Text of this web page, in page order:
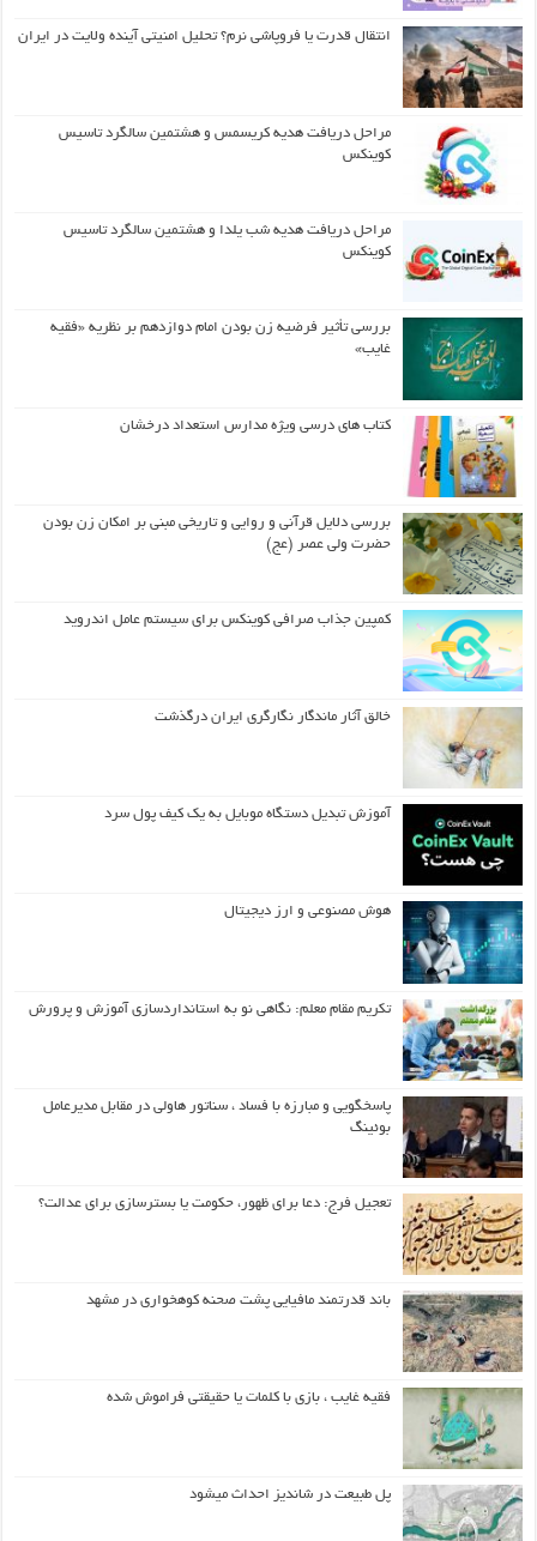
انتقال قدرت یا فروپاشی نرم؟ تحلیل امنیتی آینده ولایت در ایران
مراحل دریافت هدیه کریسمس و هشتمین سالگرد تاسیس
کوینکس
مراحل دریافت هدیه شب یلدا و هشتمین سالگرد تاسیس
کوینکس
بررسی تأثیر فرضیه زن بودن امام دوازدهم بر نظریه «فقیه
غایب»
کتاب های درسی ویژه مدارس استعداد درخشان
بررسی دلایل قرآنی و روایی و تاریخی مبنی بر امکان زن بودن
حضرت ولی عصر (عج)
کمپین جذاب صرافی کوینکس برای سیستم عامل اندروید
خالق آثار ماندگار نگارگری ایران درگذشت
آموزش تبدیل دستگاه موبایل به یک کیف‌ پول سرد
هوش مصنوعی و ارز دیجیتال
تکریم مقام معلم: نگاهی نو به استانداردسازی آموزش و پرورش
پاسخگویی و مبارزه با فساد ، سناتور هاولی در مقابل مدیرعامل
بوئینگ
تعجیل فرج: دعا برای ظهور، حکومت یا بسترسازی برای عدالت؟
باند قدرتمند مافیایی پشت صحنه کوهخواری در مشهد
فقیه غایب ، بازی با کلمات یا حقیقتی فراموش شده
پل طبیعت در شاندیز احداث میشود